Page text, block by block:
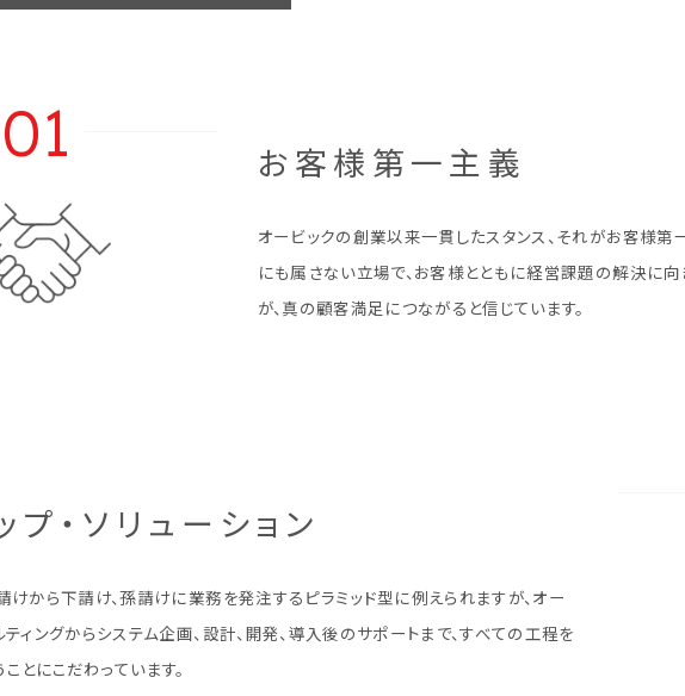
01 お客様第一主義
オービックの創業以来一貫したスタンス、それがお客様
にも属さない立場で、お客様とともに経営課題の解決に向
が、真の顧客満足につながると信じています。
プ・ソリューション
から下請け、孫請けに業務を発注するピラミッド型に例えられますが、オー
ティングからシステム企画、設計、開発、導入後のサポートまで、すべての工程を
とにこだわっています。